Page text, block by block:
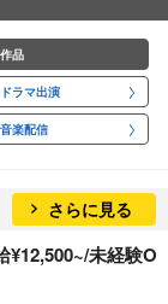
作品
ドラマ出演
音楽配信
さらに見る
¥12,500~/未経験O